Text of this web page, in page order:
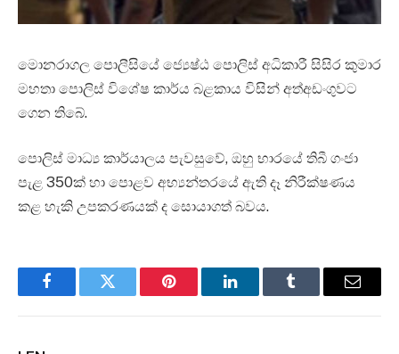
මොනරාගල පොලීසියේ ජ්‍යෙෂ්ඨ පොලිස් අධිකාරී සිසිර කුමාර
මහතා පොලිස් විශේෂ කාර්ය බළකාය විසින් අත්අඩංගුවට
ගෙන තිබේ.
පොලිස් මාධ්‍ය කාර්යාලය පැවසුවේ, ඔහු භාරයේ තිබී ගංජා
පැළ 350ක් හා පොළව අභ්‍යන්තරයේ ඇති දෑ නිරීක්ෂණය
කළ හැකි උපකරණයක් ද සොයාගත් බවය.
FacebookTwitter Pinterest LinkedInTumblr Email